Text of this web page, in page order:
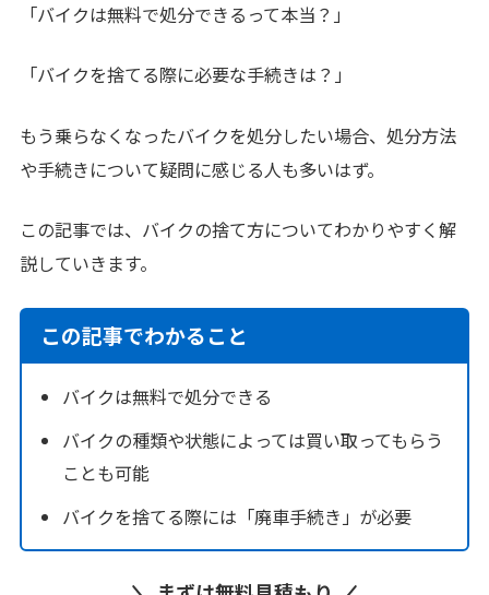
「バイクは無料で処分できるって本当？」
「バイクを捨てる際に必要な手続きは？」
もう乗らなくなったバイクを処分したい場合、処分方法
や手続きについて疑問に感じる人も多いはず。
この記事では、バイクの捨て方についてわかりやすく解
説していきます。
この記事でわかること
バイクは無料で処分できる
バイクの種類や状態によっては買い取ってもらう
ことも可能
バイクを捨てる際には「廃車手続き」が必要